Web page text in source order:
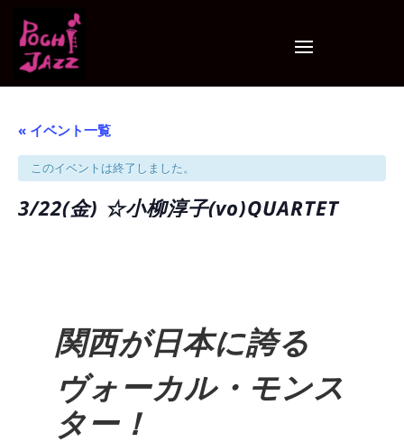
« イベント一覧
このイベントは終了しました。
3/22(金) ☆小柳淳子(vo)QUARTET
関西が日本に誇る
ヴォーカル・モンス
ター！